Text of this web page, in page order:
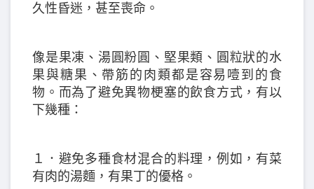
久性昏迷，甚至喪命。
像是果凍、湯圓粉圓、堅果類、圓粒狀的水
果與糖果、帶筋的肉類都是容易噎到的食
物。而為了避免異物梗塞的飲食方式，有以
下幾種：
１．避免多種食材混合的料理，例如，有菜
有肉的湯麵，有果丁的優格。